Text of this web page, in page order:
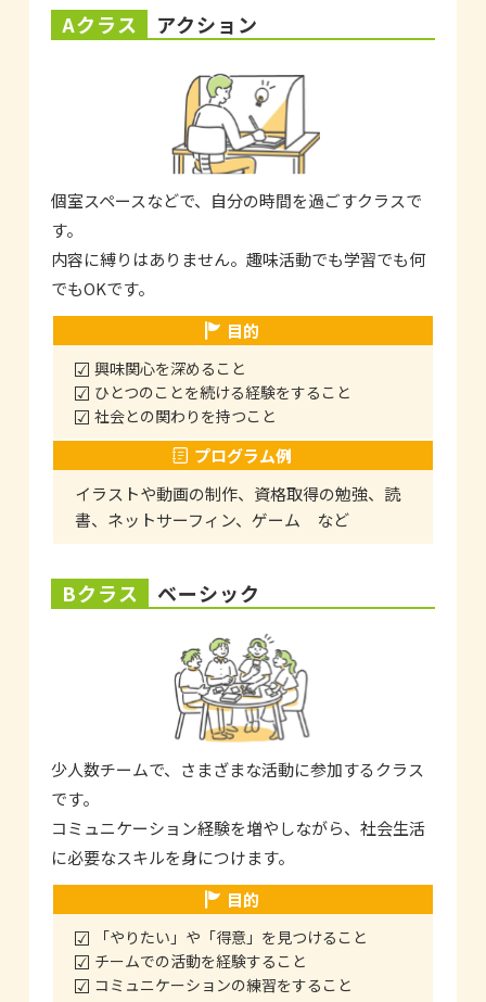
Aクラス アクション
個室スペースなどで、自分の時間を過ごすクラスで
す。
内容に縛りはありません。趣味活動でも学習でも何
でもOKです。
目的
興味関心を深めること
ひとつのことを続ける経験をすること
社会との関わりを持つこと
プログラム例
イラストや動画の制作、資格取得の勉強、読
書、ネットサーフィン、ゲーム など
Bクラス ベーシック
少人数チームで、さまざまな活動に参加するクラス
です。
コミュニケーション経験を増やしながら、社会生活
に必要なスキルを身につけます。
目的
「やりたい」や「得意」を見つけること
チームでの活動を経験すること
コミュニケーションの練習をすること